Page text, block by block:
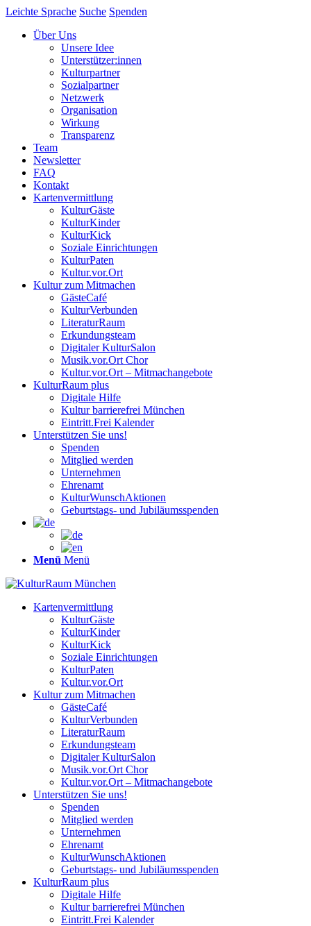
Leichte Sprache Suche Spenden
Über Uns
Unsere Idee
Unterstützer:innen
Kulturpartner
Sozialpartner
Netzwerk
Organisation
Wirkung
Transparenz
Team
Newsletter
FAQ
Kontakt
Kartenvermittlung
KulturGäste
KulturKinder
KulturKick
Soziale Einrichtungen
KulturPaten
Kultur.vor.Ort
Kultur zum Mitmachen
GästeCafé
KulturVerbunden
LiteraturRaum
Erkundungsteam
Digitaler KulturSalon
Musik.vor.Ort Chor
Kultur.vor.Ort – Mitmachangebote
KulturRaum plus
Digitale Hilfe
Kultur barrierefrei München
Eintritt.Frei Kalender
Unterstützen Sie uns!
Spenden
Mitglied werden
Unternehmen
Ehrenamt
KulturWunschAktionen
Geburtstags- und Jubiläumsspenden
Menü Menü
Kartenvermittlung
KulturGäste
KulturKinder
KulturKick
Soziale Einrichtungen
KulturPaten
Kultur.vor.Ort
Kultur zum Mitmachen
GästeCafé
KulturVerbunden
LiteraturRaum
Erkundungsteam
Digitaler KulturSalon
Musik.vor.Ort Chor
Kultur.vor.Ort – Mitmachangebote
Unterstützen Sie uns!
Spenden
Mitglied werden
Unternehmen
Ehrenamt
KulturWunschAktionen
Geburtstags- und Jubiläumsspenden
KulturRaum plus
Digitale Hilfe
Kultur barrierefrei München
Eintritt.Frei Kalender